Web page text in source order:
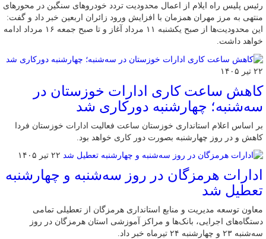
رئیس پلیس راه ایلام از اعمال محدودیت تردد خودروهای سنگین در محورهای
منتهی به مرز مهران همزمان با افزایش ورود زائران اربعین خبر داد و گفت:
این محدودیت‌ها از صبح یکشنبه ۱۱ مرداد آغاز و تا صبح جمعه ۱۶ مرداد ادامه
خواهد داشت.
۲۲ تیر ۱۴۰۵
کاهش ساعت کاری ادارات خوزستان در
سه‌شنبه؛ چهارشنبه دورکاری شد
بر اساس اعلام استانداری خوزستان ساعت فعالیت ادارات خوزستان فردا
کاهش و در روز چهارشنبه بصورت دور کاری خواهد بود.
۲۲ تیر ۱۴۰۵
ادارات هرمزگان در روز سه‌شنبه و چهارشنبه
تعطیل شد
معاون توسعه مدیریت و منابع استانداری هرمزگان از تعطیلی تمامی
دستگاه‌های اجرایی، بانک‌ها و مراکز آموزشی استان هرمزگان در روز
سه‌شنبه ۲۳ و چهارشنبه ۲۴ تیرماه خبر داد.